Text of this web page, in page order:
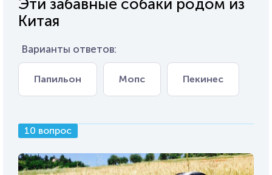
Китая
Варианты ответов:
Папильон Мопс Пекинес
10 вопрос